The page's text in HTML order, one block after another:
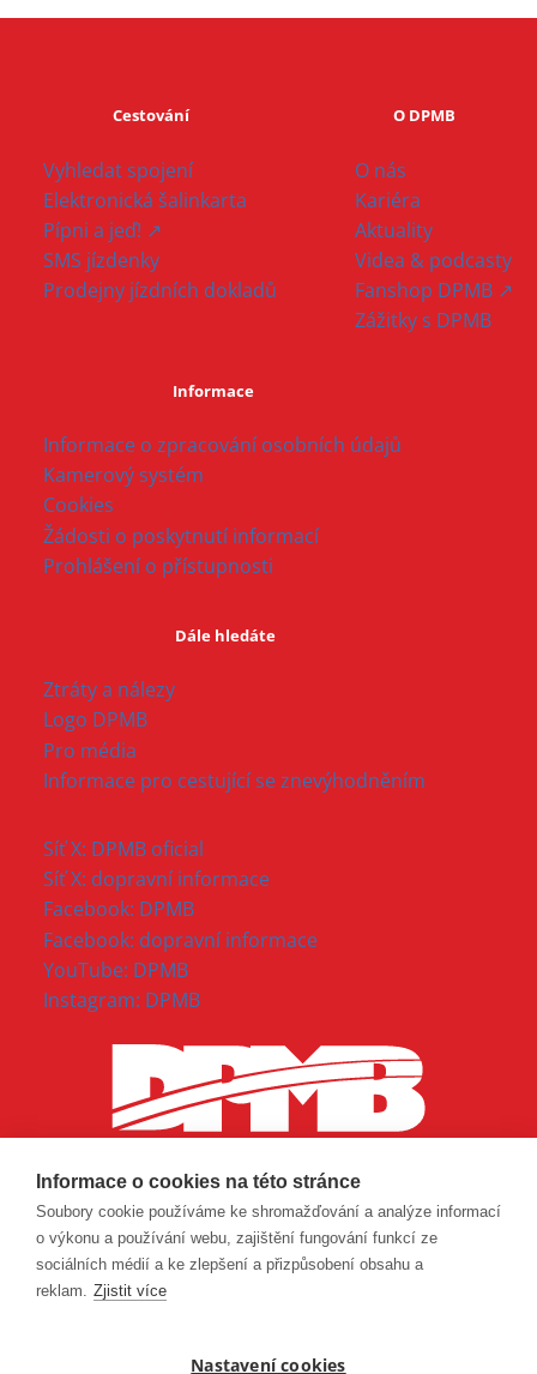
Cestování
Vyhledat spojení
Elektronická šalinkarta
Pípni a jeď! ↗
SMS jízdenky
Prodejny jízdních dokladů
O DPMB
O nás
Kariéra
Aktuality
Videa & podcasty
Fanshop DPMB ↗
Zážitky s DPMB
Informace
Informace o zpracování osobních údajů
Kamerový systém
Cookies
Žádosti o poskytnutí informací
Prohlášení o přístupnosti
Dále hledáte
Ztráty a nálezy
Logo DPMB
Pro média
Informace pro cestující se znevýhodněním
Síť X: DPMB oficial
Síť X: dopravní informace
Facebook: DPMB
Facebook: dopravní informace
YouTube: DPMB
Instagram: DPMB
Informace o cookies na této stránce
Soubory cookie používáme ke shromažďování a analýze informací
o výkonu a používání webu, zajištění fungování funkcí ze
sociálních médií a ke zlepšení a přizpůsobení obsahu a
reklam. Zjistit více
Nastavení cookies